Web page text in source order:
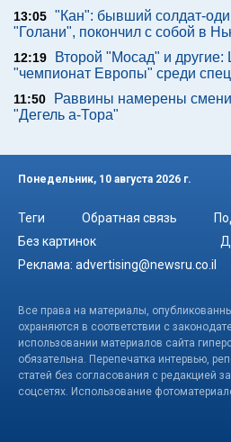
13:05 "Кан": бывший солдат-
"Голани", покончил с собой в
12:19
Второй "Мосад" и другие:
"чемпионат Европы" среди
11:50
Раввины намерены
"Дегель а-Тора"
Понедельник, 10 августа 2026 г.
Теги Обратная связь
Без картинок
Реклама: advertising@newsru.co.il
Все права на материалы,
охраняются в соответствии с
использовании материалов сайта
обязательна. Перепечатка интервью,
статей без согласования с редакцией
соцсетях. Использование